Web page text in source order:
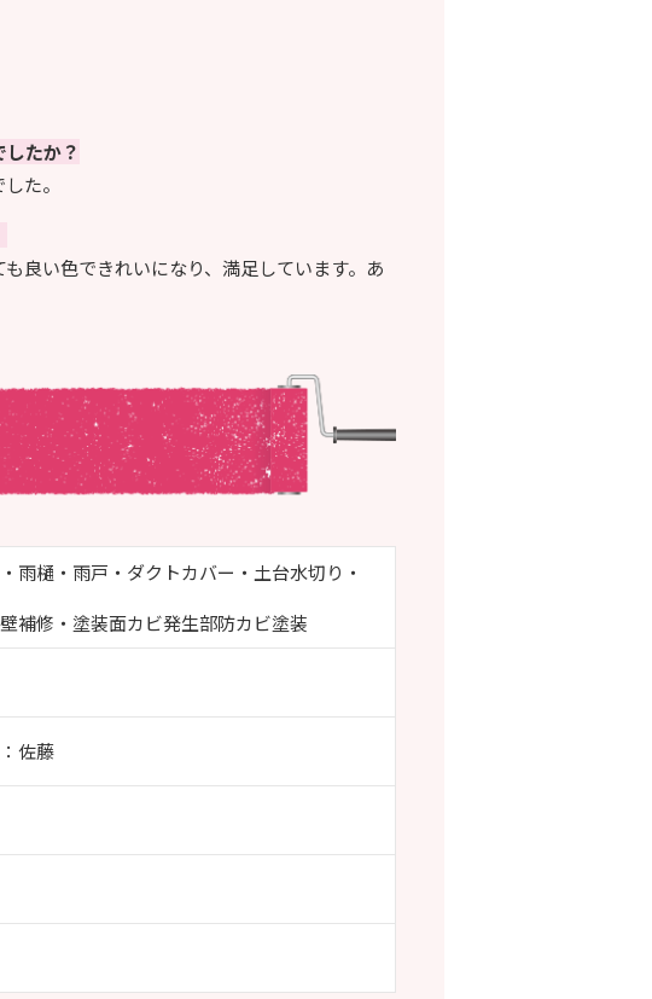
たか？
た。
良い色できれいになり、満足しています。あ
雨樋・雨戸・ダクトカバー・土台水切り・
補修・塗装面カビ発生部防カビ塗装
佐藤